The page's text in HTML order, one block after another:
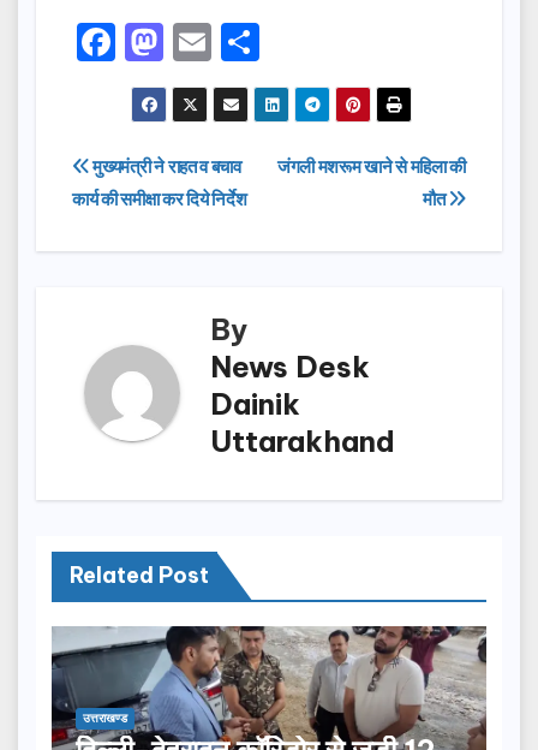
F
a
c
e
b
M
a
st
o
d
E
m
ail
h
ar
e
Post
navigation
जंगली मशरूम खाने से महिला की
मौत
मुख्यमंत्री ने राहत व बचाव
कार्य की समीक्षा कर दिये निर्देश
By
News Desk
Dainik
Uttarakhand
Related Post
उत्तराखण्ड